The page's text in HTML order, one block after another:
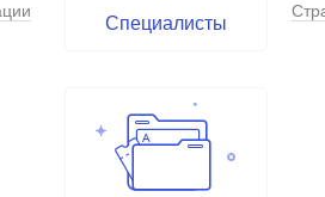
Специалисты